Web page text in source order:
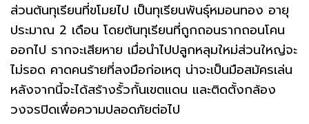
ส่วนต้นทุเรียนที่ขโมยไป เป็นทุเรียนพันธุ์หมอนทอง อายุ
ประมาณ 2 เดือน โดยต้นทุเรียนที่ถูกถอนรากถอนโคน
ออกไป รากจะเสียหาย เมื่อนำไปปลูกหลุมใหม่ส่วนใหญ่จะ
ไม่รอด คาดคนร้ายที่ลงมือก่อเหตุ น่าจะเป็นมือสมัครเล่น
หลังจากนี้จะได้สร้างรั้วกั้นเขตแดน และติดตั้งกล้อง
วงจรปิดเพื่อความปลอดภัยต่อไป